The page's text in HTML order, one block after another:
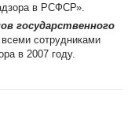
в РСФСР».
государственного
сотрудниками
в 2007 году.